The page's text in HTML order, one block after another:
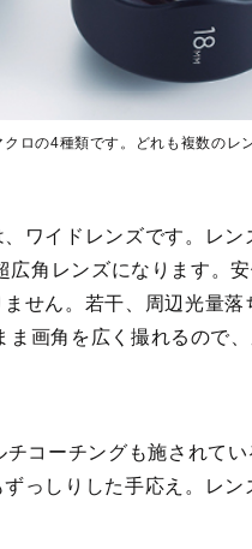
ロの4種類です。どれも複数のレ
ワイドレンズです。レン
角レンズになります。
せん。若干、周辺光量落
画角を広く撮れるので
コーチングも施されて
っしりした手応え。レ